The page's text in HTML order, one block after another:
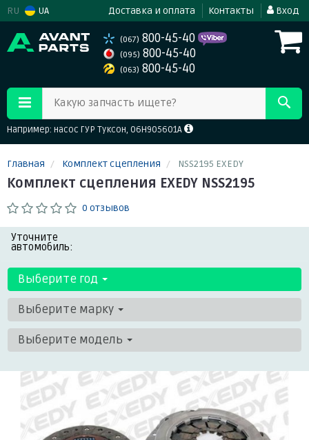
RU UA Доставка и оплата Контакты Вход
(067) 800-45-40
(095) 800-45-40
(063) 800-45-40
Какую запчасть ищете?
Например: насос ГУР Туксон, 06H905601A
Главная Комплект сцепления NSS2195 EXEDY
Комплект сцепления EXEDY NSS2195
0 отзывов
Уточните
автомобиль:
Выберите год
Выберите марку
Выберите модель